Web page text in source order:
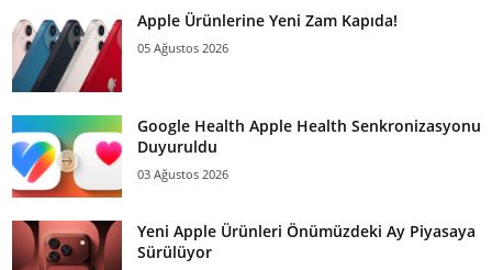
Apple Ürünlerine Yeni Zam Kapıda!
05 Ağustos 2026
Google Health Apple Health Senkronizasyonu
Duyuruldu
03 Ağustos 2026
Yeni Apple Ürünleri Önümüzdeki Ay Piyasaya
Sürülüyor